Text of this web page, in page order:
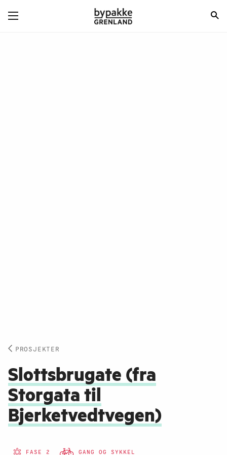
PROSJEKTER
Slottsbrugate (fra
Storgata til
Bjerketvedtvegen)
FASE 2 GANG OG SYKKEL